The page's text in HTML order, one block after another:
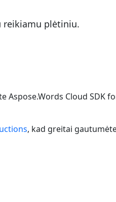
reikiamu plėtiniu.
Aspose.Words Cloud SDK
, kad greitai